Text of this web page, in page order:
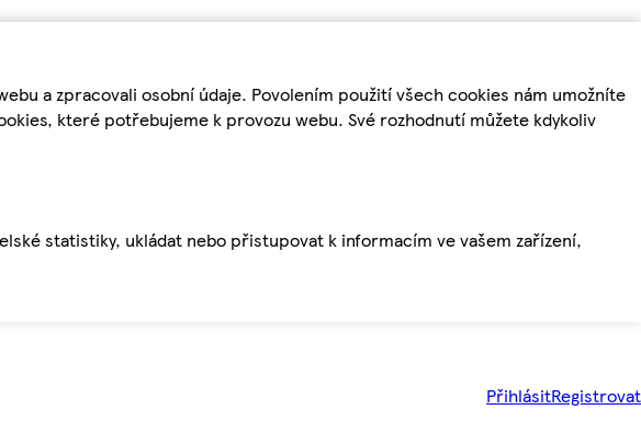
a zpracovali osobní údaje. Povolením použití všech cookies nám umožníte
které potřebujeme k provozu webu. Své rozhodnutí můžete kdykoliv
statistiky, ukládat nebo přistupovat k informacím ve vašem zařízení,
PřihlásitRegistrovat